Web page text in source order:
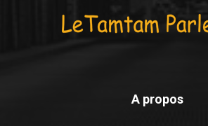
A propos